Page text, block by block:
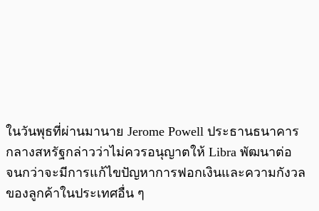
ในวันพุธที่ผ่านมานาย Jerome Powell ประธานธนาคาร
กลางสหรัฐกล่าวว่าไม่ควรอนุญาตให้ Libra พัฒนาต่อ
จนกว่าจะมีการแก้ไขปัญหาการฟอกเงินและความกังวล
ของลูกค้าในประเทศอื่น ๆ